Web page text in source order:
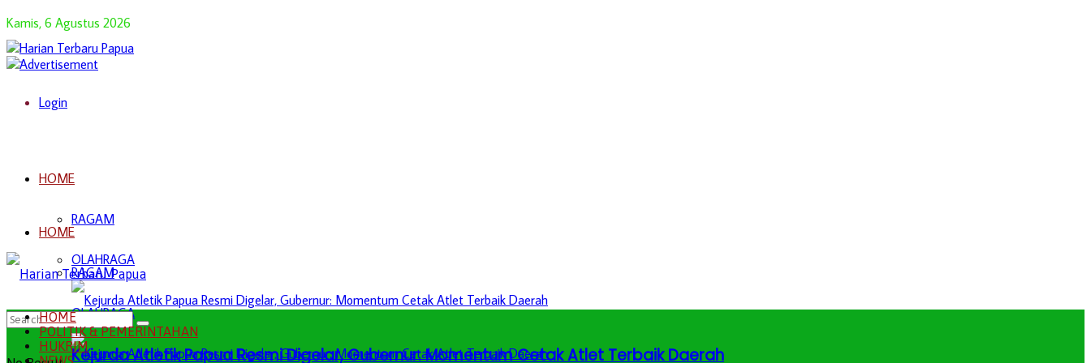
Kamis, 6 Agustus 2026
Login
HOME
RAGAM
OLAHRAGA
Kejurda Atletik Papua Resmi Digelar, Gubernur: Momentum Cetak Atlet Terbaik Daerah
HOME
RAGAM
OLAHRAGA
HOME
POLITIK & PEMERINTAHAN
HUKRIM